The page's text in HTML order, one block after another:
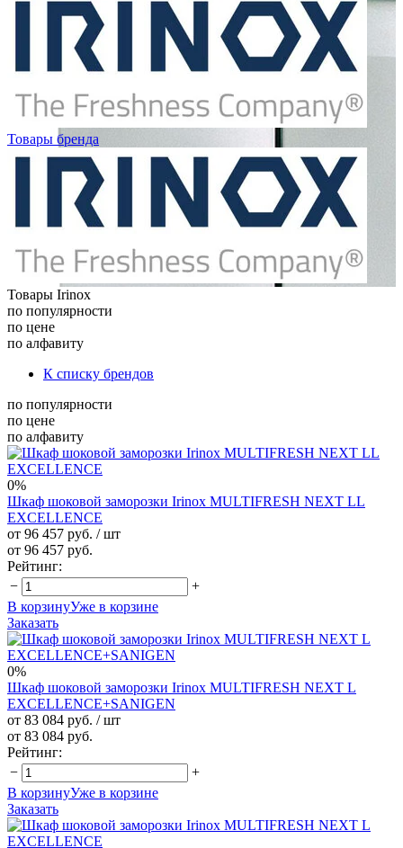
Товары бренда
Товары Irinox
по популярности
по цене
по алфавиту
К списку брендов
по популярности
по цене
по алфавиту
0%
Шкаф шоковой заморозки Irinox MULTIFRESH NEXT LL
EXCELLENCE
от 96 457 руб. / шт
от 96 457 руб.
Рейтинг:
−
+
В корзинуУже в корзине
Заказать
0%
Шкаф шоковой заморозки Irinox MULTIFRESH NEXT L
EXCELLENCE+SANIGEN
от 83 084 руб. / шт
от 83 084 руб.
Рейтинг:
−
+
В корзинуУже в корзине
Заказать